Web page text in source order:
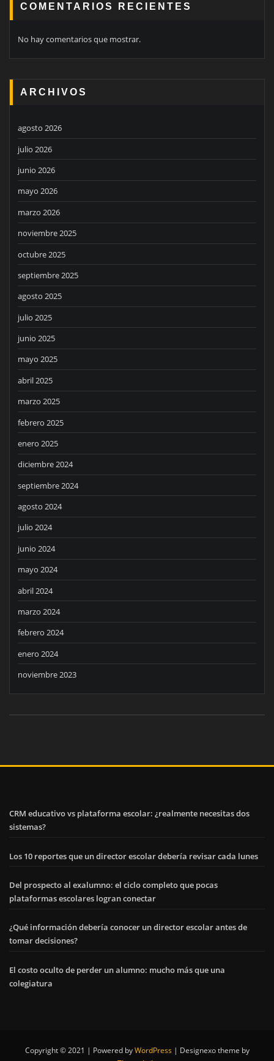
COMENTARIOS RECIENTES
No hay comentarios que mostrar.
ARCHIVOS
agosto 2026
julio 2026
junio 2026
mayo 2026
marzo 2026
noviembre 2025
octubre 2025
septiembre 2025
agosto 2025
julio 2025
junio 2025
mayo 2025
abril 2025
marzo 2025
febrero 2025
enero 2025
diciembre 2024
septiembre 2024
agosto 2024
julio 2024
junio 2024
mayo 2024
abril 2024
marzo 2024
febrero 2024
enero 2024
noviembre 2023
CRM educativo vs plataforma escolar: ¿realmente necesitas dos
sistemas?
Los 10 reportes que un director escolar debería revisar cada lunes
Del prospecto al exalumno: el ciclo completo que pocas
plataformas escolares logran conectar
¿Qué información debería conocer un director escolar antes de
tomar decisiones?
El costo oculto de perder un alumno: mucho más que una
colegiatura
Copyright © 2021 | Powered byWordPress | Designexo theme by